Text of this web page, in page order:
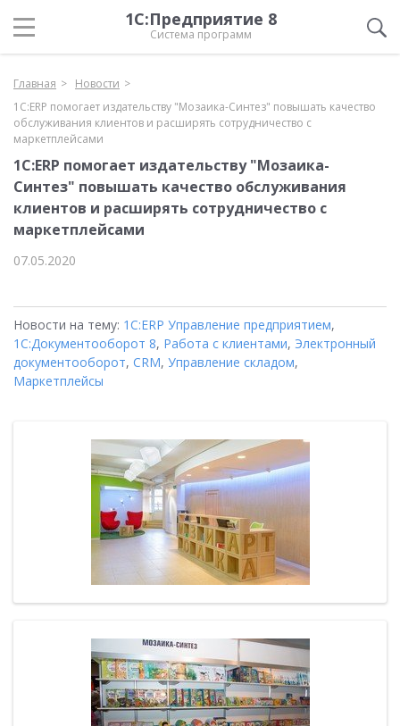
1С:Предприятие 8
Система программ
Главная
Новости
1С:ERP помогает издательству "Мозаика-Синтез" повышать качество
обслуживания клиентов и расширять сотрудничество с
маркетплейсами
1С:ERP помогает издательству "Мозаика-
Синтез" повышать качество обслуживания
клиентов и расширять сотрудничество с
маркетплейсами
07.05.2020
Новости на тему: 1С:ERP Управление предприятием,
1С:Документооборот 8, Работа с клиентами, Электронный
документооборот, CRM, Управление складом,
Маркетплейсы